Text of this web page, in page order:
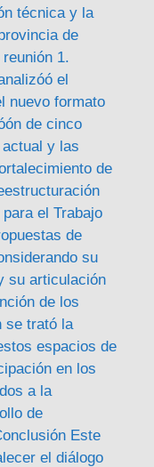
técnica y la
de
1.
el
nuevo formato
de cinco
y las
de
el Trabajo
de
su
su articulación
de los
se trató la
espacios de
en los
a la
de
Este
el diálogo